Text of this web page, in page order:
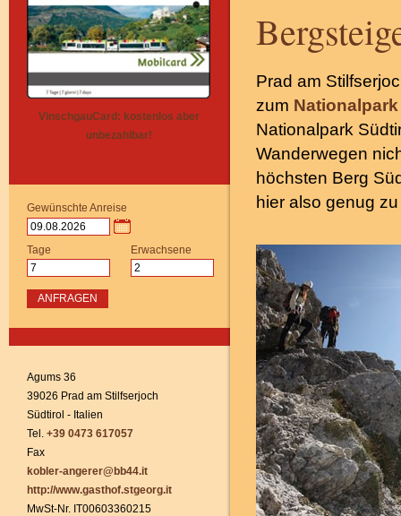
Prad am
zum
Nationalpark
Wanderwegen
höchsten Berg
hier also genug
VinschgauCard: kostenlos aber
unbezahlbar!
Gewünschte Anreise
Tage Erwachsene
ANFRAGEN
Agums 36
39026 Prad am Stilfserjoch
Südtirol - Italien
Tel. +39 0473 617057
Fax
kobler-angerer@bb44.it
http://www.gasthof.stgeorg.it
MwSt-Nr. IT00603360215